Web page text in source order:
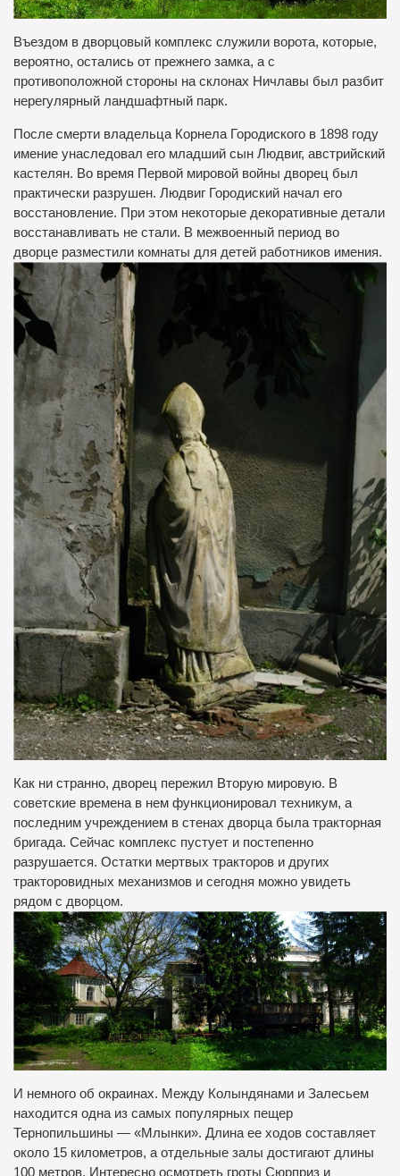
Въездом в дворцовый комплекс служили ворота, которые,
вероятно, остались от прежнего замка, а с
противоположной стороны на склонах Ничлавы был разбит
нерегулярный ландшафтный парк.
После смерти владельца Корнела Городиского в 1898 году
имение унаследовал его младший сын Людвиг, австрийский
кастелян. Во время Первой мировой войны дворец был
практически разрушен. Людвиг Городиский начал его
восстановление. При этом некоторые декоративные детали
восстанавливать не стали. В межвоенный период во
дворце разместили комнаты для детей работников имения.
Как ни странно, дворец пережил Вторую мировую. В
советские времена в нем функционировал техникум, а
последним учреждением в стенах дворца была тракторная
бригада. Сейчас комплекс пустует и постепенно
разрушается. Остатки мертвых тракторов и других
тракторовидных механизмов и сегодня можно увидеть
рядом с дворцом.
И немного об окраинах. Между Колындянами и Залесьем
находится одна из самых популярных пещер
Тернопильшины — «Млынки». Длина ее ходов составляет
около 15 километров, а отдельные залы достигают длины
100 метров. Интересно осмотреть гроты Сюрприз и